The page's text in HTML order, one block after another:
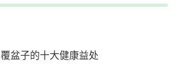
覆盆子的十大健康益处